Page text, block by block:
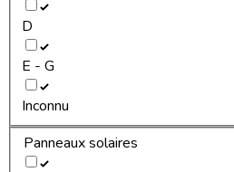
D
E - G
Inconnu
Panneaux solaires